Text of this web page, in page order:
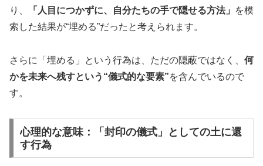
り、
「人目につかずに、自分たちの手で隠せる方法」
を模
索した結果が“埋める”だったと考えられます。
さらに「埋める」という行為は、ただの隠蔽ではなく、 何
かを未来へ残すという“儀式的な要素”を含んでいるので
す。
心理的な意味：「封印の儀式」としての土に還
す行為